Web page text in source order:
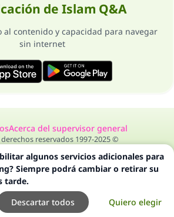
de Islam Q&A
al contenido y capacidad para navegar
sin internet
Acerca del supervisor general
reservados 1997-2025 ©
algunos servicios adicionales para
Siempre podrá cambiar o retirar su
tarde.
Quiero elegir
Descartar todos